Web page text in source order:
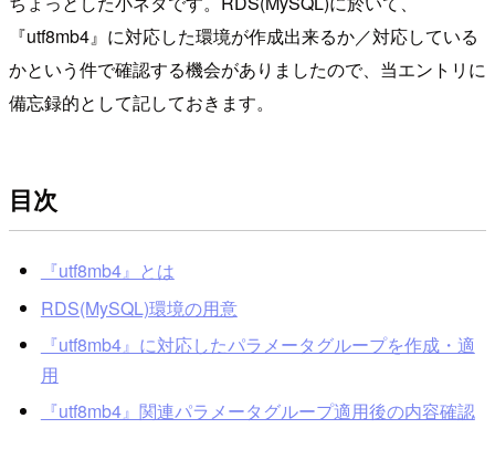
『utf8mb4』に対応した環境が作成出来るか／対応している
かという件で確認する機会がありましたので、当エントリに
備忘録的として記しておきます。
目次
『utf8mb4』とは
RDS(MySQL)環境の用意
『utf8mb4』に対応したパラメータグループを作成・適
用
『utf8mb4』関連パラメータグループ適用後の内容確認